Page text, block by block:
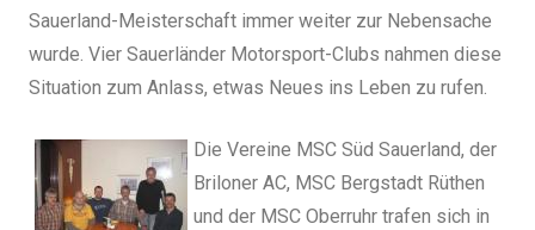
Sauerland-Meisterschaft immer weiter zur Nebensache
wurde. Vier Sauerländer Motorsport-Clubs nahmen diese
Situation zum Anlass, etwas Neues ins Leben zu rufen.
Die Vereine MSC Süd Sauerland, der
Briloner AC, MSC Bergstadt Rüthen
und der MSC Oberruhr trafen sich in